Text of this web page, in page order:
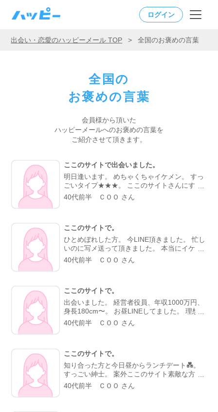
ログイン
出会い・恋愛のハッピーメール TOP > 全国のお褒めの言葉
全国の
お褒めの言葉
会員様から頂いた
ハッピーメールへのお褒めの言葉を
ご紹介させて頂きます。
ここのサイトで出会いました。
明日逢います。 めちゃくちゃイケメン。 すっ
ごいタイプ★★★。 ここのサイトさんにすっ
ごい感謝してます。
40代前半 ＣＯＯ さん
ここのサイトで。
ひとめぼれした方。 今LINE頂きました。 忙し
いのに写メ送って頂きました。 本当にイケメ
ン★★★。 サイトさん本当にありがとう😊。
神様みたい(≧∇≦)b。
40代前半 ＣＯＯ さん
ここのサイトで。
出会いました。 経営者役員、年収1000万円、
身長180cm〜。 お昼LINEしてました。 理想の
方。。。 彼も私の事タイプだって😊。 サイト
さんに感謝してます(*^^*)。
40代前半 ＣＯＯ さん
ここのサイトで。
知り合った方と今日昼からランチデート💑。
すっごい紳士。 案外ここのサイト素敵な方多
いんだな。。 焼肉デート行ってきます(*^^*)。
サイトさんありがとうございます。
40代前半 ＣＯＯ さん